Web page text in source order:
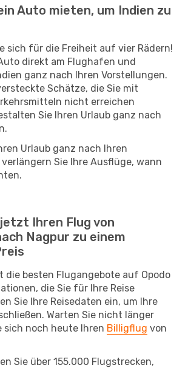
Auto mieten, um Indien zu
sich für die Freiheit auf vier Rädern!
direkt am Flughafen und
ganz nach Ihren Vorstellungen.
Schätze, die Sie mit
nicht erreichen
Sie Ihren Urlaub ganz nach
Urlaub ganz nach Ihren
Sie Ihre Ausflüge, wann
Ihren Flug von
Nagpur zu einem
die besten Flugangebote auf Opodo
die Sie für Ihre Reise
Sie Ihre Reisedaten ein, um Ihre
Warten Sie nicht länger
sich noch heute Ihren Billigflug von
Sie über 155.000 Flugstrecken,